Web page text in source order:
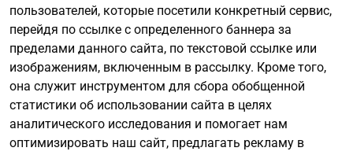
пользователей, которые посетили конкретный сервис,
перейдя по ссылке с определенного баннера за
пределами данного сайта, по текстовой ссылке или
изображениям, включенным в рассылку. Кроме того,
она служит инструментом для сбора обобщенной
статистики об использовании сайта в целях
аналитического исследования и помогает нам
оптимизировать наш сайт, предлагать рекламу в